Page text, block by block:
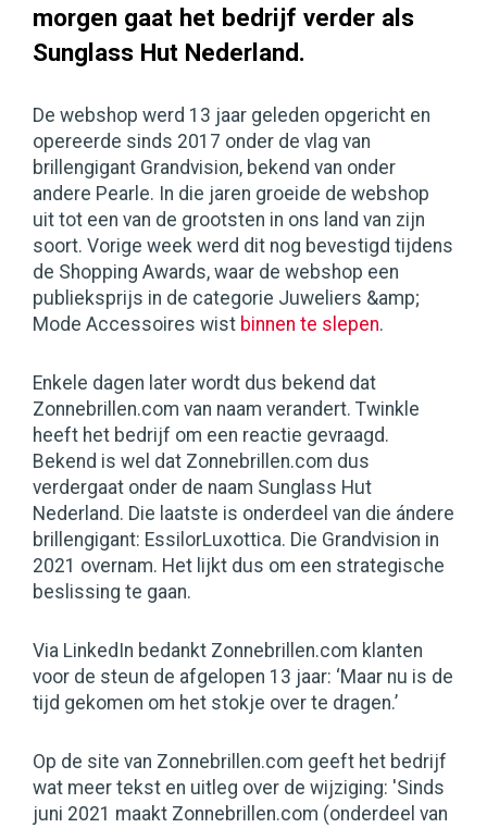
morgen gaat het bedrijf verder als
Sunglass Hut Nederland.
De webshop werd 13 jaar geleden opgericht en
opereerde sinds 2017 onder de vlag van
brillengigant Grandvision, bekend van onder
andere Pearle. In die jaren groeide de webshop
uit tot een van de grootsten in ons land van zijn
soort. Vorige week werd dit nog bevestigd tijdens
de Shopping Awards, waar de webshop een
publieksprijs in de categorie Juweliers &amp;
Mode Accessoires wist binnen te slepen.
Enkele dagen later wordt dus bekend dat
Zonnebrillen.com van naam verandert. Twinkle
heeft het bedrijf om een reactie gevraagd.
Bekend is wel dat Zonnebrillen.com dus
verdergaat onder de naam Sunglass Hut
Nederland. Die laatste is onderdeel van die ándere
brillengigant: EssilorLuxottica. Die Grandvision in
2021 overnam. Het lijkt dus om een strategische
beslissing te gaan.
Via LinkedIn bedankt Zonnebrillen.com klanten
voor de steun de afgelopen 13 jaar: ‘Maar nu is de
tijd gekomen om het stokje over te dragen.’
Op de site van Zonnebrillen.com geeft het bedrijf
wat meer tekst en uitleg over de wijziging: 'Sinds
juni 2021 maakt Zonnebrillen.com (onderdeel van